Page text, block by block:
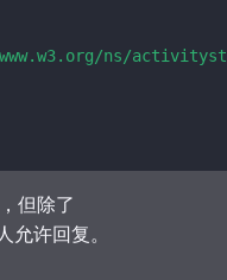
ns/
但除了
允许回复。